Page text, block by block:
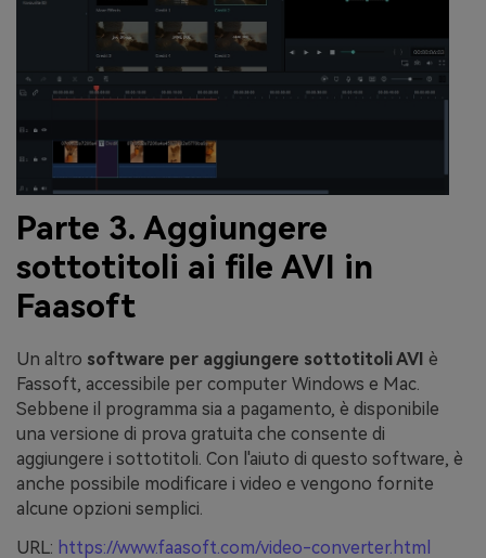
Parte 3. Aggiungere
sottotitoli ai file AVI in
Faasoft
Un altro software per aggiungere sottotitoli AVI è
Fassoft, accessibile per computer Windows e Mac.
Sebbene il programma sia a pagamento, è disponibile
una versione di prova gratuita che consente di
aggiungere i sottotitoli. Con l'aiuto di questo software, è
anche possibile modificare i video e vengono fornite
alcune opzioni semplici.
URL: https://www.faasoft.com/video-converter.html